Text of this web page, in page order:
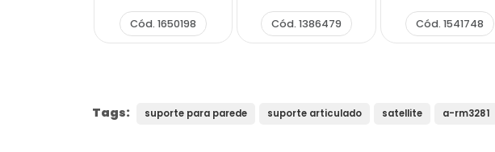
Cód. 1650198 Cód. 1386479 Cód. 1541748
Tags: suporte para parede suporte articulado satellite a-rm3281